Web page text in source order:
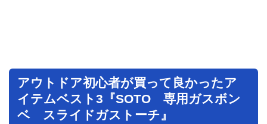
アウトドア初心者が買って良かったア
イテムベスト3『SOTO 専用ガスボン
ベ スライドガストーチ』